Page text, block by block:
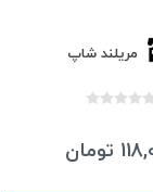
مریلند شاپ
تومان